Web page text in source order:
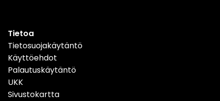
Tietoa
Tietosuojakäytäntö
Käyttöehdot
Palautuskäytäntö
UKK
Sivustokartta